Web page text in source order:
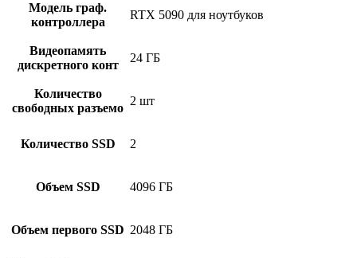
Модель граф.
контроллера
RTX 5090 для ноутбуков
Видеопамять
дискретного конт
24 ГБ
Количество
свободных разъемо
2 шт
Количество SSD 2
Объем SSD 4096 ГБ
Объем первого SSD 2048 ГБ